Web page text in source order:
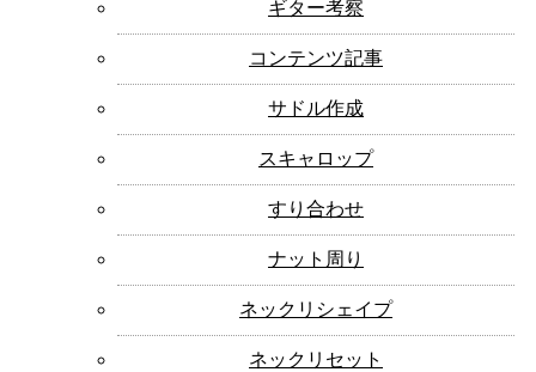
ギター考察
コンテンツ記事
サドル作成
スキャロップ
すり合わせ
ナット周り
ネックリシェイプ
ネックリセット